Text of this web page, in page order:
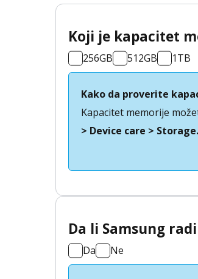
Koji je kapacitet
256GB 512GB 1TB
Kako da proverite
Kapacitet memorije
> Device care > Storage.
Da li Samsung
Da Ne